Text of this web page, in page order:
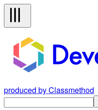
produced by Classmethod